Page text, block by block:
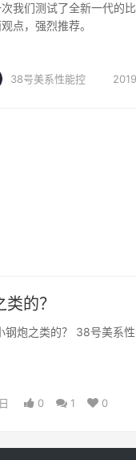
我们测试了全新一代的
点，强烈推荐。
38号美系性能控
的？
钢炮之类的？ 38号美系
0 1 0